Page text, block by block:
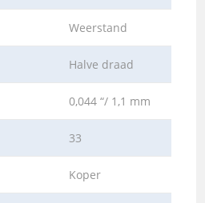
Weerstand
Halve draad
0,044 “/ 1,1 mm
33
Koper